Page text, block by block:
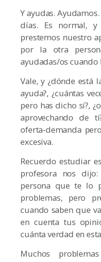
Y ayudas.
días. Es normal, y
prestemos nuestro
por la otra
ayudadas/os cuando
Vale, y ¿dónde está
ayuda?, ¿cuántas
pero has dicho sí?,
aprovechando de
oferta-demanda
excesiva.
Recuerdo estudiar
profesora nos
persona que te lo
problemas, pero
cuando saben que
en cuenta tus
cuánta verdad en
Muchos